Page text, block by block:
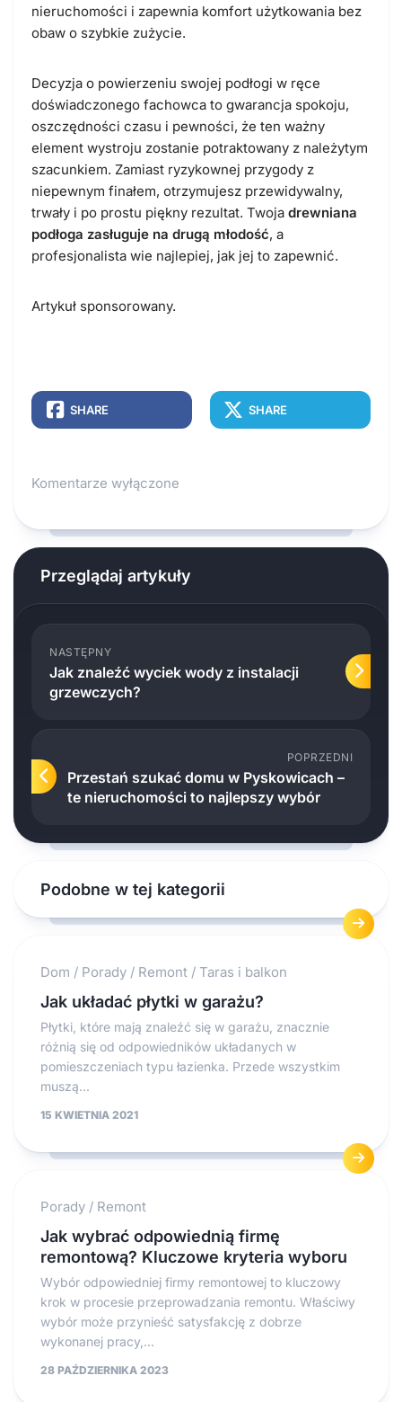
nieruchomości i zapewnia komfort użytkowania bez
obaw o szybkie zużycie.
Decyzja o powierzeniu swojej podłogi w ręce
doświadczonego fachowca to gwarancja spokoju,
oszczędności czasu i pewności, że ten ważny
element wystroju zostanie potraktowany z należytym
szacunkiem. Zamiast ryzykownej przygody z
niepewnym finałem, otrzymujesz przewidywalny,
trwały i po prostu piękny rezultat. Twoja drewniana
podłoga zasługuje na drugą młodość, a
profesjonalista wie najlepiej, jak jej to zapewnić.
Artykuł sponsorowany.
SHARE SHARE
Komentarze wyłączone
Przeglądaj artykuły
NASTĘPNY
Jak znaleźć wyciek wody z instalacji
grzewczych?
POPRZEDNI
Przestań szukać domu w Pyskowicach –
te nieruchomości to najlepszy wybór
Podobne w tej kategorii
Dom / Porady / Remont / Taras i balkon
Jak układać płytki w garażu?
Płytki, które mają znaleźć się w garażu, znacznie
różnią się od odpowiedników układanych w
pomieszczeniach typu łazienka. Przede wszystkim
muszą...
15 KWIETNIA 2021
Porady / Remont
Jak wybrać odpowiednią firmę
remontową? Kluczowe kryteria wyboru
Wybór odpowiedniej firmy remontowej to kluczowy
krok w procesie przeprowadzania remontu. Właściwy
wybór może przynieść satysfakcję z dobrze
wykonanej pracy,...
28 PAŹDZIERNIKA 2023